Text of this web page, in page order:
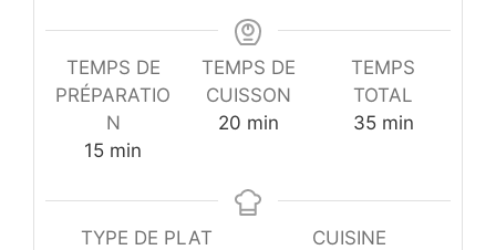
TEMPS DE
PRÉPARATIO
N
15minutes
min
TEMPS DE
CUISSON
20minutes
min
TEMPS
TOTAL
35minutes
min
TYPE DE PLAT
CUISINE